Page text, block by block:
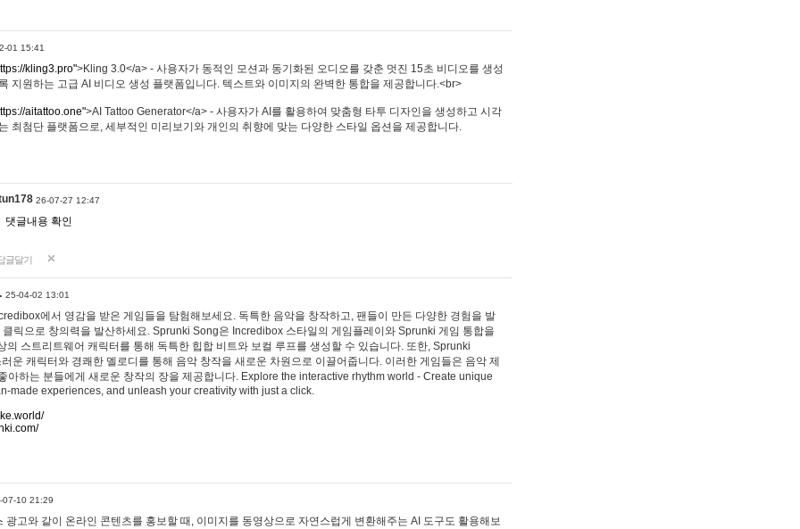
01 15:41
kling3.pro">Kling 3.0</a> - 사용자가 동적인 모션과 동기화된 오디오를 갖춘 멋진 15초 비디오를 생성
지원하는 고급 AI 비디오 생성 플랫폼입니다. 텍스트와 이미지의 완벽한 통합을 제공합니다.<br>
aitattoo.one">AI Tattoo Generator</a> - 사용자가 AI를 활용하여 맞춤형 타투 디자인을 생성하고 시각
최첨단 플랫폼으로, 세부적인 미리보기와 개인의 취향에 맞는 다양한 스타일 옵션을 제공합니다.
26-07-27 12:47
댓글내용 확인
글달기
25-04-02 13:01
에서 영감을 받은 게임들을 탐험해보세요. 독특한 음악을 창작하고, 팬들이 만든 다양한 경험을 발
클릭으로 창의력을 발산하세요. Sprunki Song은 Incredibox 스타일의 게임플레이와 Sprunki 게임 통합을
의 스트리트웨어 캐릭터를 통해 독특한 힙합 비트와 보컬 루프를 생성할 수 있습니다. 또한, Sprunki
운 캐릭터와 경쾌한 멜로디를 통해 음악 창작을 새로운 차원으로 이끌어줍니다. 이러한 게임들은 음악 제
아하는 분들에게 새로운 창작의 장을 제공합니다. Explore the interactive rhythm world - Create unique
made experiences, and unleash your creativity with just a click.
07-10 21:29
광고와 같이 온라인 콘텐츠를 홍보할 때, 이미지를 동영상으로 자연스럽게 변환해주는 AI 도구도 활용해보